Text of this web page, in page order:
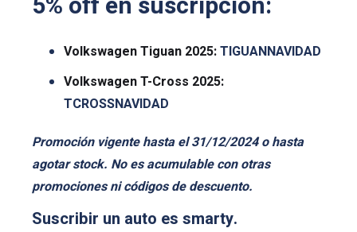
Volkswagen Tiguan 2025:TIGUANNAVIDAD
Volkswagen T-Cross 2025:
TCROSSNAVIDAD
Promoción vigente hasta el 31/12/2024 o hasta
agotar stock. No es acumulable con otras
promociones ni códigos de descuento.
Suscribir un auto es smarty.